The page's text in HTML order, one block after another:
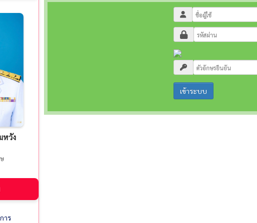
หวัง
าร